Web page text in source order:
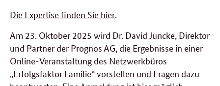
Die Expertise finden Sie hier.
Am 23. Oktober 2025 wird Dr. David Juncke, Direktor
und Partner der Prognos AG, die Ergebnisse in einer
Online-Veranstaltung des Netzwerkbüros
„Erfolgsfaktor Familie“ vorstellen und Fragen dazu